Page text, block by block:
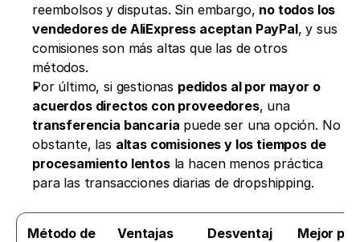
reembolsos y disputas. Sin embargo, no todos los
vendedores de AliExpress aceptan PayPal, y sus
comisiones son más altas que las de otros
métodos.
Por último, si gestionas pedidos al por mayor o
acuerdos directos con proveedores
, una
transferencia bancaria puede ser una opción. No
obstante, las altas comisiones y los tiempos de
procesamiento lentos la hacen menos práctica
para las transacciones diarias de dropshipping.
Método de
Ventajas
Desventaj
Mejor